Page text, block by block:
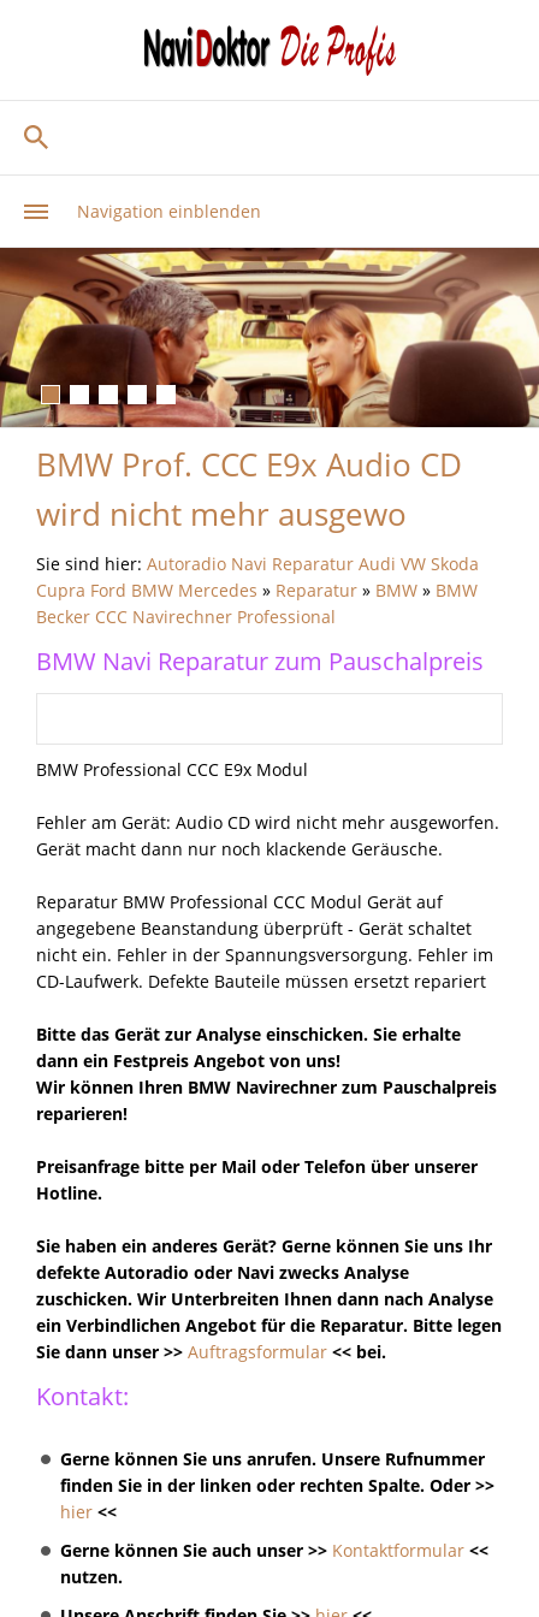
Navigation einblenden
BMW Prof. CCC E9x Audio CD
wird nicht mehr ausgewo
Sie sind hier: Autoradio Navi Reparatur Audi VW Skoda
Cupra Ford BMW Mercedes » Reparatur » BMW » BMW
Becker CCC Navirechner Professional
BMW Navi Reparatur zum Pauschalpreis
BMW Professional CCC E9x Modul
Fehler am Gerät: Audio CD wird nicht mehr ausgeworfen.
Gerät macht dann nur noch klackende Geräusche.
Reparatur BMW Professional CCC Modul Gerät auf
angegebene Beanstandung überprüft - Gerät schaltet
nicht ein. Fehler in der Spannungsversorgung. Fehler im
CD-Laufwerk. Defekte Bauteile müssen ersetzt repariert
Bitte das Gerät zur Analyse einschicken. Sie erhalte
dann ein Festpreis Angebot von uns!
Wir können Ihren BMW Navirechner zum Pauschalpreis
reparieren!
Preisanfrage bitte per Mail oder Telefon über unserer
Hotline.
Sie haben ein anderes Gerät? Gerne können Sie uns Ihr
defekte Autoradio oder Navi zwecks Analyse
zuschicken. Wir Unterbreiten Ihnen dann nach Analyse
ein Verbindlichen Angebot für die Reparatur. Bitte legen
Sie dann unser >> Auftragsformular << bei.
Kontakt:
Gerne können Sie uns anrufen. Unsere Rufnummer
finden Sie in der linken oder rechten Spalte. Oder >>
hier <<
Gerne können Sie auch unser >> Kontaktformular <<
nutzen.